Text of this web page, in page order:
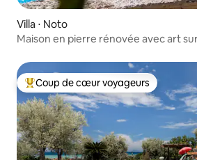
Villa ⋅ Noto
Maison en pierre rénovée avec art
Coups de cœur voyageurs les plus
Coup de cœur voyageurs